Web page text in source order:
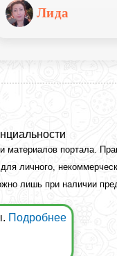
Лида
материалов портала.
личного,
лишь при наличии
Подробнее